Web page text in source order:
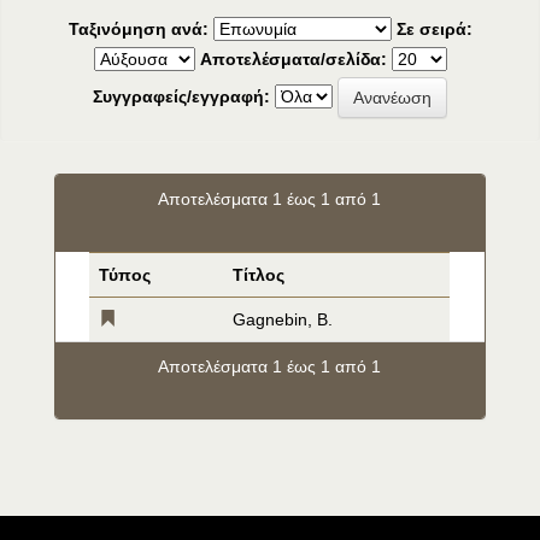
Ταξινόμηση ανά:
Σε σειρά:
Αποτελέσματα/σελίδα:
Συγγραφείς/εγγραφή:
Αποτελέσματα 1 έως 1 από 1
Τύπος Τίτλος
Gagnebin, B.
Αποτελέσματα 1 έως 1 από 1